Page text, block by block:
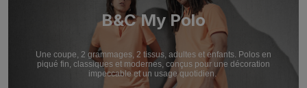
B&C My Polo
Une coupe, 2 grammages, 2 tissus, adultes et enfants. Polos en
piqué fin, classiques et modernes, conçus pour une décoration
impeccable et un usage quotidien.